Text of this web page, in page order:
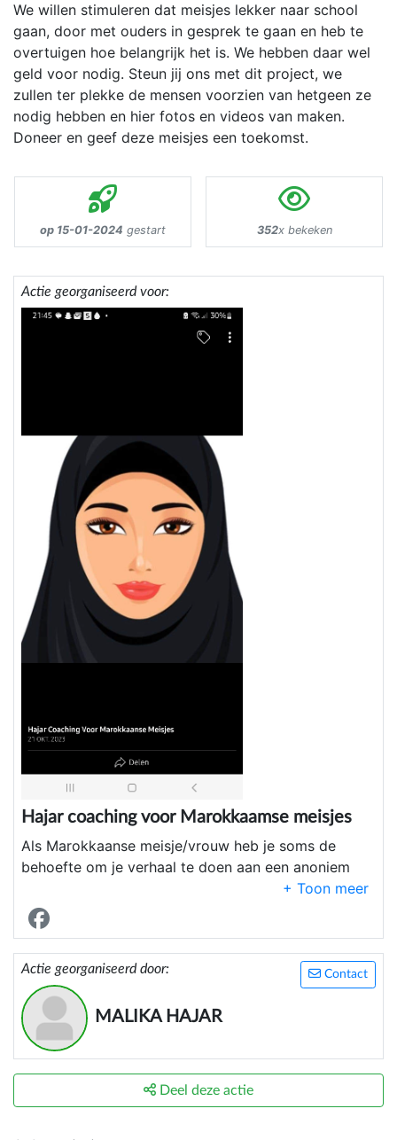
We willen stimuleren dat meisjes lekker naar school
gaan, door met ouders in gesprek te gaan en heb te
overtuigen hoe belangrijk het is. We hebben daar wel
geld voor nodig. Steun jij ons met dit project, we
zullen ter plekke de mensen voorzien van hetgeen ze
nodig hebben en hier fotos en videos van maken.
Doneer en geef deze meisjes een toekomst.
op 15-01-2024 gestart 352x bekeken
Actie georganiseerd voor:
Hajar coaching voor Marokkaamse meisjes
Als Marokkaanse meisje/vrouw heb je soms de
behoefte om je verhaal te doen aan een anoniem
iemand. Je leeft tussen twee culturen, wat niet
altijd even makkelijk is. Daarnaast wordt er veel
van je gevraagd/verwacht als
moeder/vrouw/dochter van...
Je kan je hierdoor eenzaam en onbegrepen voelen.
Chroom niet en stuur mij een pb, om je verhaal te
vertellen. Ik zal naar je luisteren zonder oordeel/je
steunen en adviseren. Ik vind niets vreemd of raar
en jou verhaal is veilig bij mij. Ik hoop dat ik je een
duwtje in de rug kan geven om verder te gaan in
Contact
Actie georganiseerd door:
MALIKA HAJAR
Deel deze actie